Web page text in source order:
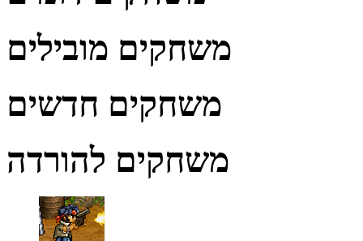
משחקים מובילים
משחקים חדשים
משחקים להורדה